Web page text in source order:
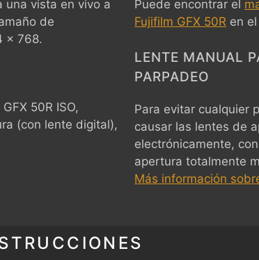
una vista en vivo a
de
x 768.
50R ISO,
(con lente digital),
Puede encontrar el
Fujifilm GFX 50R en
LENTE MANUAL
PARPADEO
Para evitar cualquier
causar las lentes de
electrónicamente,
apertura totalmente
Más información